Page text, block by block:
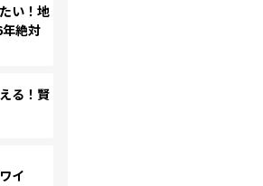
い！地
絶対
る！賢
イ